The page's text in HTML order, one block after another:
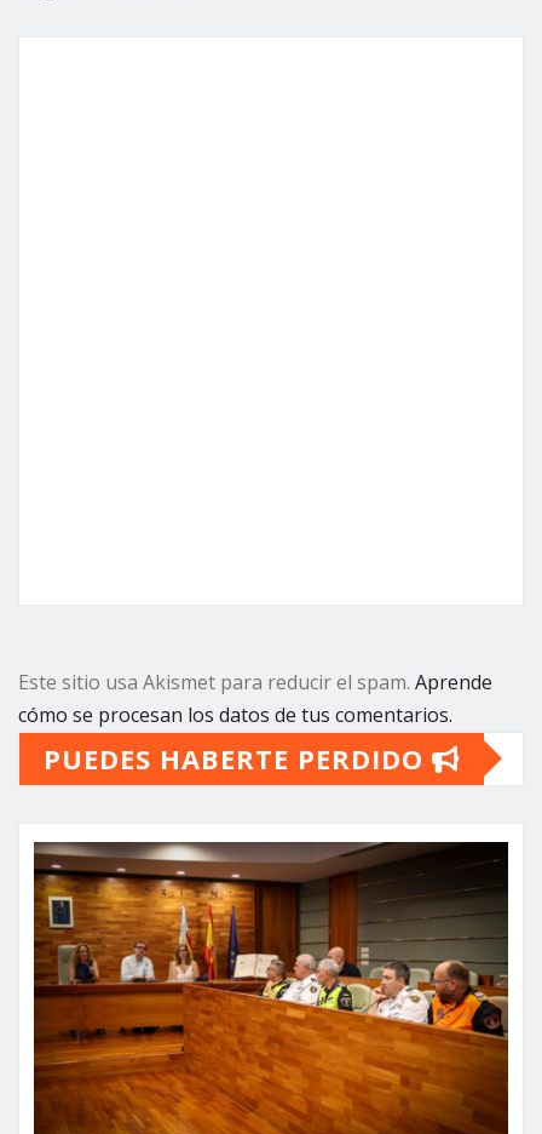
Este sitio usa Akismet para reducir el spam. Aprende
cómo se procesan los datos de tus comentarios.
PUEDES HABERTE PERDIDO